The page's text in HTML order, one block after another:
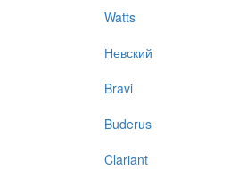
Watts
Невский
Bravi
Buderus
Clariant